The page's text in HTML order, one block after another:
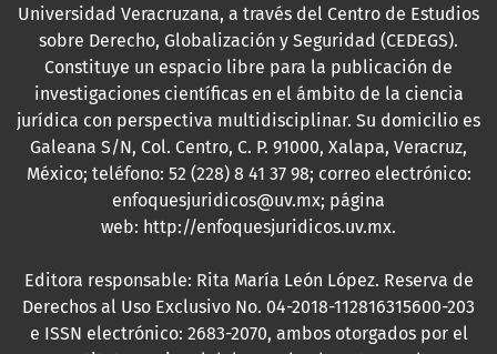
Universidad Veracruzana, a través del Centro de Estudios
sobre Derecho, Globalización y Seguridad (CEDEGS).
Constituye un espacio libre para la publicación de
investigaciones científicas en el ámbito de la ciencia
jurídica con perspectiva multidisciplinar. Su domicilio es
Galeana S/N, Col. Centro, C. P. 91000, Xalapa, Veracruz,
México; teléfono: 52 (228) 8 41 37 98; correo electrónico:
enfoquesjuridicos@uv.mx; página
web: http://enfoquesjuridicos.uv.mx.
Editora responsable: Rita María León López. Reserva de
Derechos al Uso Exclusivo No. 04-2018-112816315600-203
e ISSN electrónico: 2683-2070, ambos otorgados por el